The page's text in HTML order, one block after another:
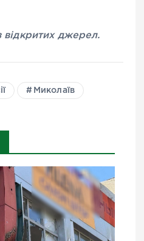
відкритих джерел.
Миколаїв